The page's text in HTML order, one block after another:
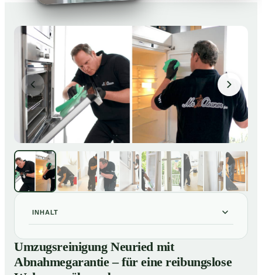
INHALT
Umzugsreinigung Neuried mit Abnahmegarantie – für
eine reibungslose Wohnungsübergabe
02 Unsere Leistungen im Überblick
Umzugsreinigung Neuried mit
Abnahmegarantie – für eine reibungslose